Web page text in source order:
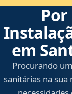
em
Procurando
sanitárias na